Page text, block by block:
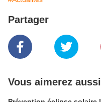
Partager
Vous aimerez aussi